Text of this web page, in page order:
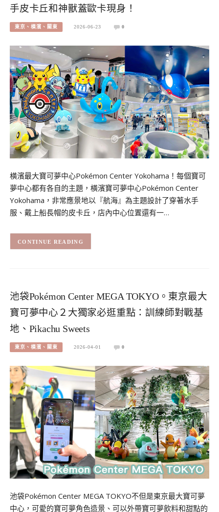
手皮卡丘和神獸蓋歐卡現身！
東京、橫濱、關東 2026-06-23 0
橫濱最大寶可夢中心Pokémon Center Yokohama！每個寶可
夢中心都有各自的主題，橫濱寶可夢中心Pokémon Center
Yokohama，非常應景地以『航海』為主題設計了穿著水手
服、戴上船長帽的皮卡丘，店內中心位置還有一…
CONTINUE READING
池袋Pokémon Center MEGA TOKYO。東京最大
寶可夢中心２大獨家必逛重點：訓練師對戰基
地、Pikachu Sweets
東京、橫濱、關東 2026-04-01 0
池袋Pokémon Center MEGA TOKYO不但是東京最大寶可夢
中心，可愛的寶可夢角色造景、可以外帶寶可夢飲料和甜點的